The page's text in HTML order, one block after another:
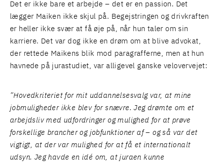
Det er ikke bare et arbejde – det er en passion. Det
lægger Maiken ikke skjul på. Begejstringen og drivkraften
er heller ikke svær at få øje på, når hun taler om sin
karriere. Det var dog ikke en drøm om at blive advokat,
der rettede Maikens blik mod paragrafferne, men at hun
havnede på jurastudiet, var alligevel ganske velovervejet:
”Hovedkriteriet for mit uddannelsesvalg var, at mine
jobmuligheder ikke blev for snævre. Jeg drømte om et
arbejdsliv med udfordringer og mulighed for at prøve
forskellige brancher og jobfunktioner af – og så var det
vigtigt, at der var mulighed for at få et internationalt
udsyn. Jeg havde en idé om, at juraen kunne